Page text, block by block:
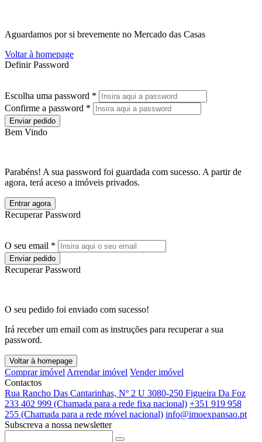
Aguardamos por si brevemente no Mercado das Casas
Voltar à homepage
Definir Password
Escolha uma password *
Confirme a password *
Enviar pedido
Bem Vindo
Parabéns! A sua password foi guardada com sucesso. A partir de
agora, terá aceso a imóveis privados.
Entrar agora
Recuperar Password
O seu email *
Enviar pedido
Recuperar Password
O seu pedido foi enviado com sucesso!
Irá receber um email com as instruções para recuperar a sua
password.
Voltar à homepage
Comprar imóvel Arrendar imóvel Vender imóvel
Contactos
Rua Rancho Das Cantarinhas, Nº 2 U 3080-250 Figueira Da Foz
233 402 999 (Chamada para a rede fixa nacional) +351 919 958
255 (Chamada para a rede móvel nacional) info@imoexpansao.pt
Subscreva a nossa newsletter